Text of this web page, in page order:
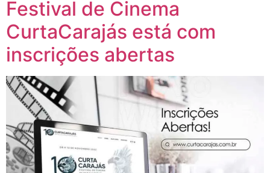
Festival de Cinema
CurtaCarajás está com
inscrições abertas